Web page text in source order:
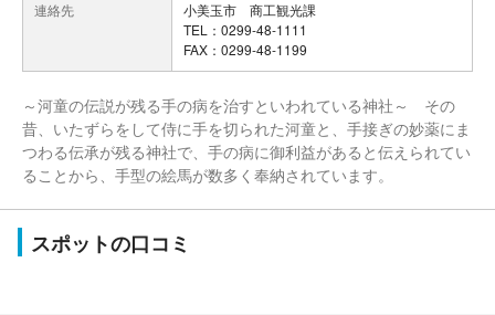
連絡先
小美玉市 商工観光課
TEL：0299-48-1111
FAX：0299-48-1199
～河童の伝説が残る手の病を治すといわれている神社～ その
昔、いたずらをして侍に手を切られた河童と、手接ぎの妙薬にま
つわる伝承が残る神社で、手の病に御利益があると伝えられてい
ることから、手型の絵馬が数多く奉納されています。
スポットの口コミ